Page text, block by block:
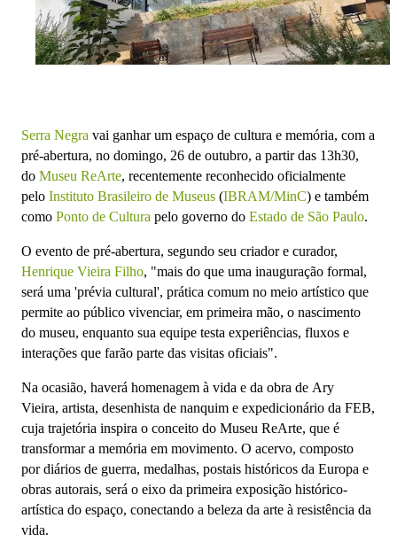
Serra Negra vai ganhar um espaço de cultura e memória, com a
pré-abertura, no domingo, 26 de outubro, a partir das 13h30,
do Museu ReArte, recentemente reconhecido oficialmente
pelo Instituto Brasileiro de Museus (IBRAM/MinC) e também
como Ponto de Cultura pelo governo do Estado de São Paulo.
O evento de pré-abertura, segundo seu criador e curador,
Henrique Vieira Filho, "mais do que uma inauguração formal,
será uma 'prévia cultural', prática comum no meio artístico que
permite ao público vivenciar, em primeira mão, o nascimento
do museu, enquanto sua equipe testa experiências, fluxos e
interações que farão parte das visitas oficiais".
Na ocasião, haverá homenagem à vida e da obra de Ary
Vieira, artista, desenhista de nanquim e expedicionário da FEB,
cuja trajetória inspira o conceito do Museu ReArte, que é
transformar a memória em movimento. O acervo, composto
pordiários de guerra, medalhas, postais históricos da Europa e
obras autorais, será o eixo da primeira exposição histórico-
artística do espaço, conectando a beleza da arte à resistência da
vida.